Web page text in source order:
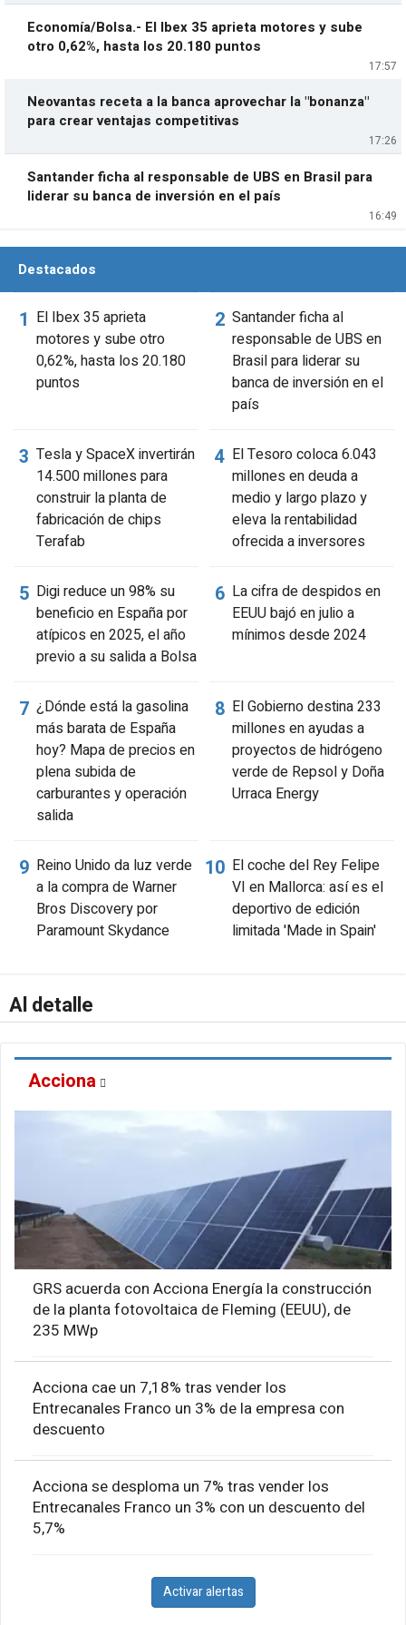
17:57
Economía/Bolsa.- El Ibex 35 aprieta motores y sube
otro 0,62%, hasta los 20.180 puntos
17:26
Neovantas receta a la banca aprovechar la "bonanza"
para crear ventajas competitivas
16:49
Santander ficha al responsable de UBS en Brasil para
liderar su banca de inversión en el país
Destacados
El Ibex 35 aprieta
motores y sube otro
0,62%, hasta los 20.180
puntos
Santander ficha al
responsable de UBS en
Brasil para liderar su
banca de inversión en el
país
Tesla y SpaceX invertirán
14.500 millones para
construir la planta de
fabricación de chips
Terafab
El Tesoro coloca 6.043
millones en deuda a
medio y largo plazo y
eleva la rentabilidad
ofrecida a inversores
Digi reduce un 98% su
beneficio en España por
atípicos en 2025, el año
previo a su salida a Bolsa
La cifra de despidos en
EEUU bajó en julio a
mínimos desde 2024
¿Dónde está la gasolina
más barata de España
hoy? Mapa de precios en
plena subida de
carburantes y operación
salida
El Gobierno destina 233
millones en ayudas a
proyectos de hidrógeno
verde de Repsol y Doña
Urraca Energy
Reino Unido da luz verde
a la compra de Warner
Bros Discovery por
Paramount Skydance
El coche del Rey Felipe
VI en Mallorca: así es el
deportivo de edición
limitada 'Made in Spain'
Al detalle
Acciona
GRS acuerda con Acciona Energía la construcción
de la planta fotovoltaica de Fleming (EEUU), de
235 MWp
Acciona cae un 7,18% tras vender los
Entrecanales Franco un 3% de la empresa con
descuento
Acciona se desploma un 7% tras vender los
Entrecanales Franco un 3% con un descuento del
5,7%
Activar alertas